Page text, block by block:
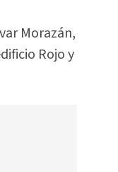
Morazán,
Rojo y